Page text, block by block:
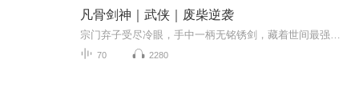
凡骨剑神｜武侠｜废柴逆袭
70 2280